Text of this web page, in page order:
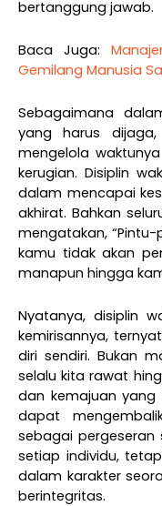
bertanggung jawab.
Baca Juga:
Gemilang Manusia
Sebagaimana
yang harus
mengelola
kerugian. Disiplin
dalam mencapai
akhirat. Bahkan
mengatakan, “Pintu-
kamu tidak akan
manapun hingga
Nyatanya, disiplin
kemirisannya,
diri sendiri. Bukan
selalu kita rawat
dan kemajuan yang
dapat
sebagai
setiap individu,
dalam karakter
berintegritas.